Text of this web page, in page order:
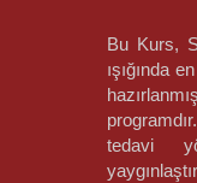
Bu Kurs,
ışığında
tedavi